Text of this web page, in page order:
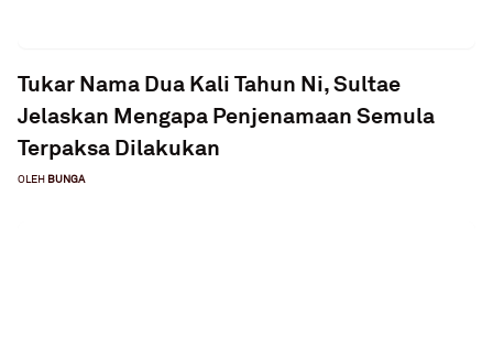
Tukar Nama Dua Kali Tahun Ni, Sultae
Jelaskan Mengapa Penjenamaan Semula
Terpaksa Dilakukan
OLEH BUNGA